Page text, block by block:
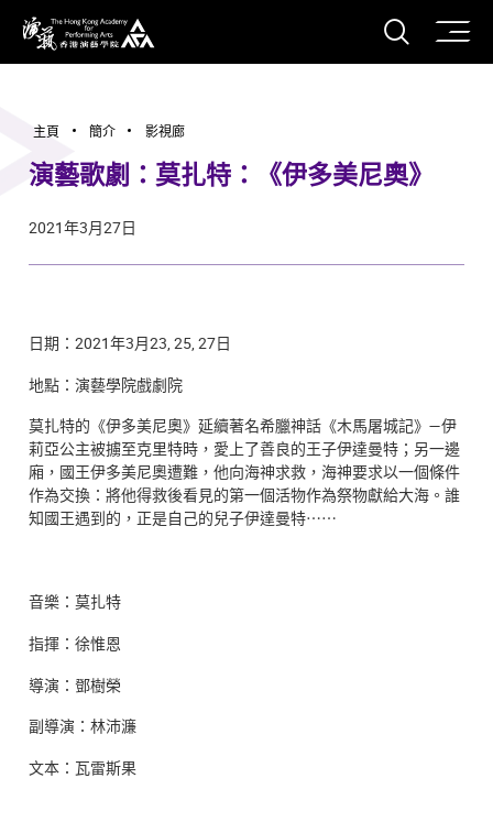
香港演藝學院
打開
主頁 簡介 影視廊
演藝歌劇：莫扎特：《伊多美尼奧》
2021年3月27日
日期：2021年3月23, 25, 27日
地點：演藝學院戲劇院
莫扎特的《伊多美尼奧》延續著名希臘神話《木馬屠城記》—伊
莉亞公主被擄至克里特時，愛上了善良的王子伊達曼特；另一邊
廂，國王伊多美尼奧遭難，他向海神求救，海神要求以一個條件
作為交換：將他得救後看見的第一個活物作為祭物獻給大海。誰
知國王遇到的，正是自己的兒子伊達曼特⋯⋯
音樂：莫扎特
指揮：徐惟恩
導演：鄧樹榮
副導演：林沛濂
文本：瓦雷斯果